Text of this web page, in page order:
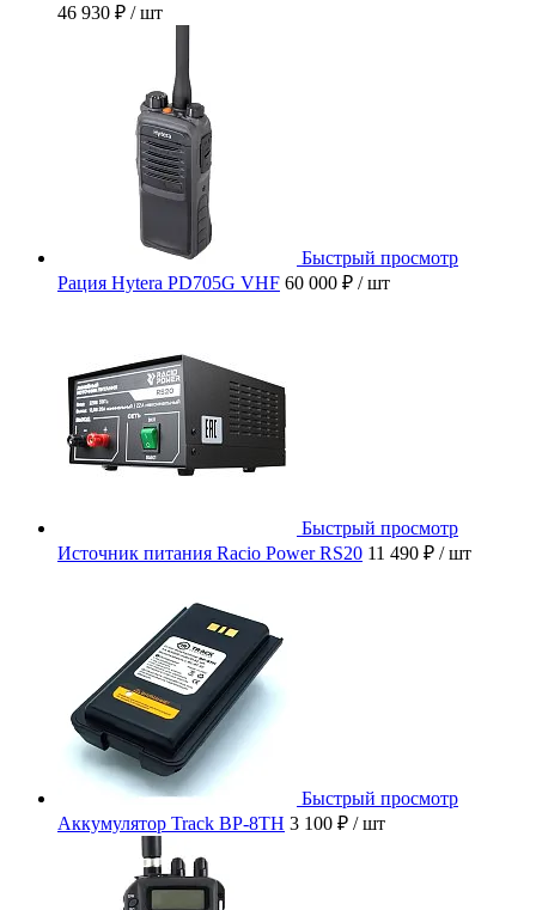
46 930 ₽ / шт
Быстрый просмотр
Рация Hytera PD705G VHF 60 000 ₽ / шт
Быстрый просмотр
Источник питания Racio Power RS20 11 490 ₽ / шт
Быстрый просмотр
Аккумулятор Track BP-8TH 3 100 ₽ / шт